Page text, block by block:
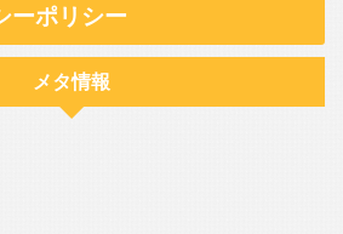
ーポリシー
メタ情報